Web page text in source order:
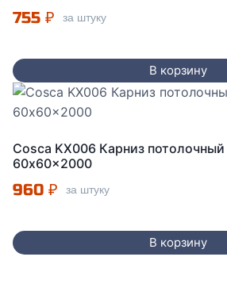
755 ₽ за штуку
В корзину
Cosca KX006 Карниз
60x60x2000
960 ₽ за штуку
В корзину